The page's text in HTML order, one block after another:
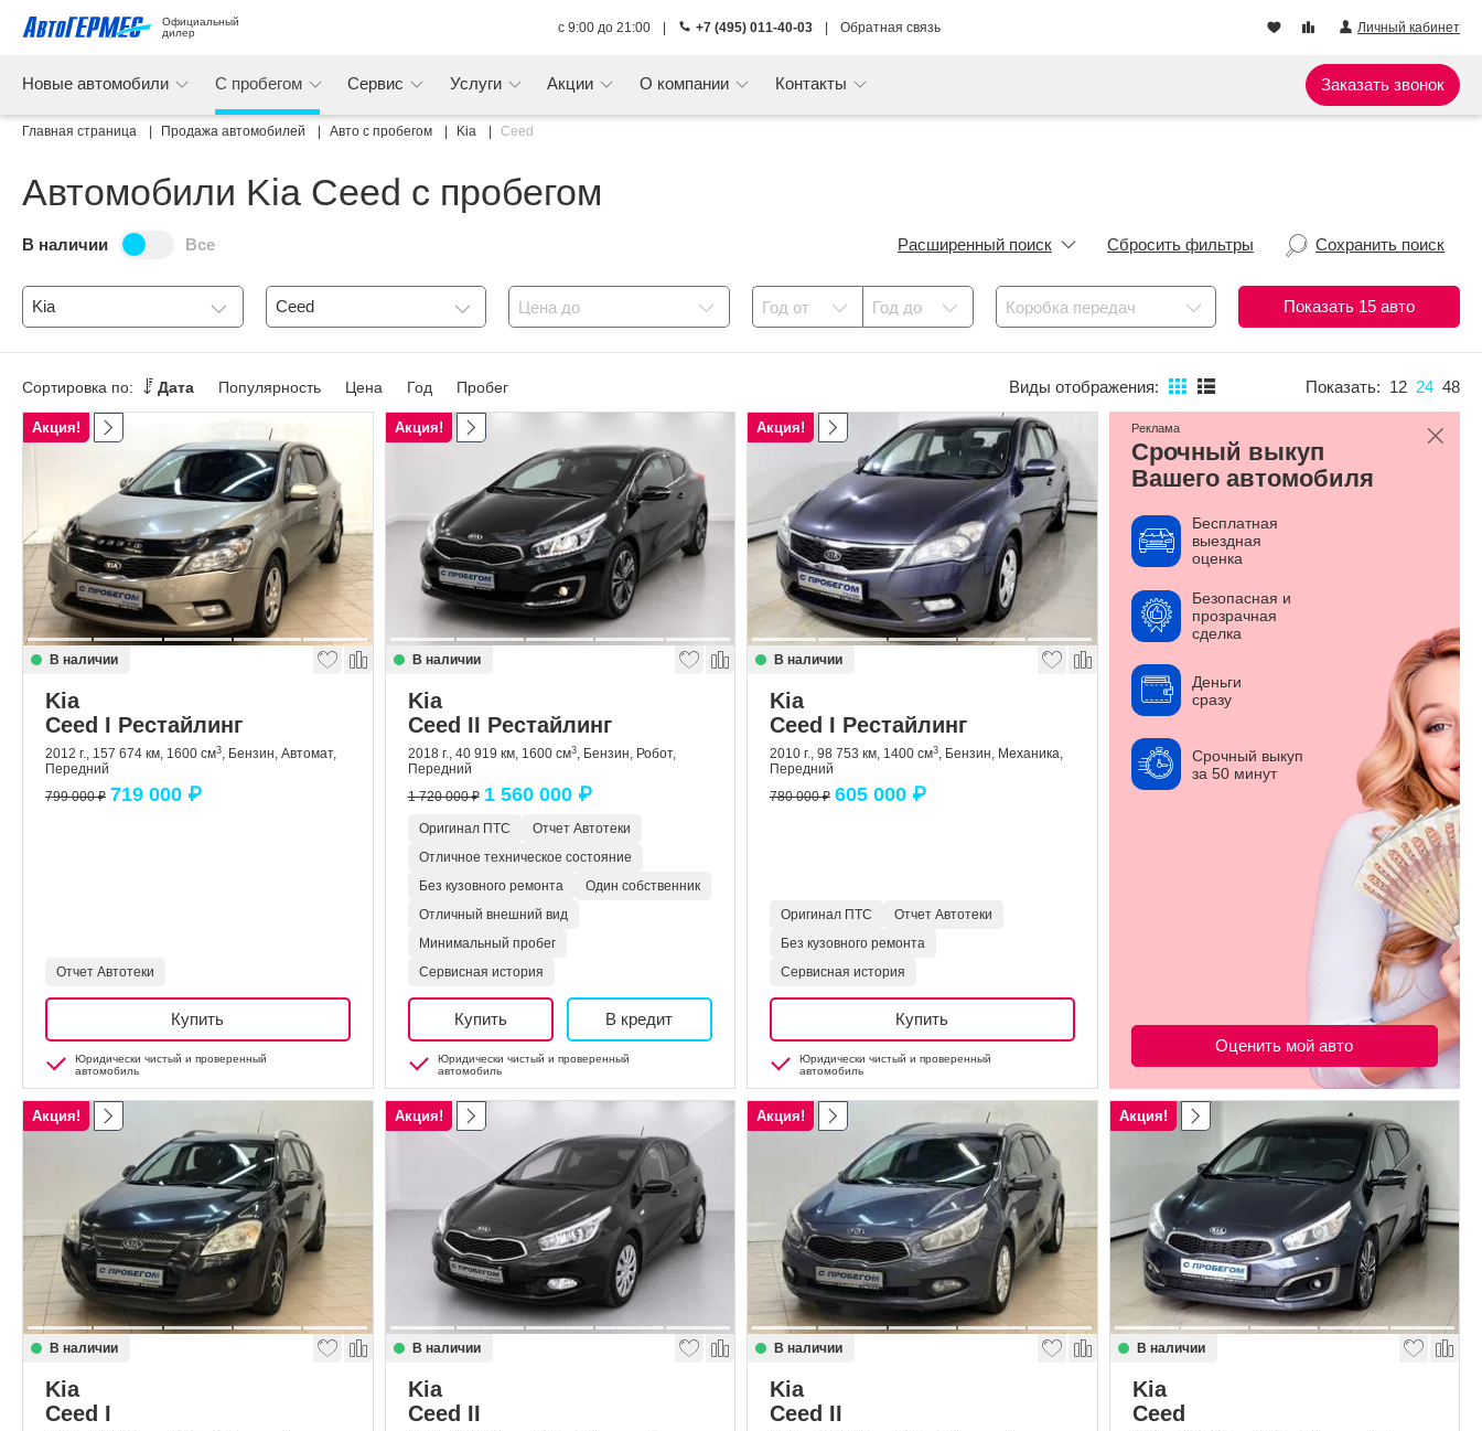
Официальный
дилер
с 9:00 до 21:00 +7 (495) 011-40-03 Обратная связь Личный кабинет
Новые автомобили С пробегом Сервис Услуги Акции О компании Контакты Заказать звонок
Главная страница Продажа автомобилей Авто с пробегом Kia Ceed
Автомобили Kia Ceed с пробегом
В наличии Все Расширенный поиск Сбросить фильтры Сохранить поиск
Kia Ceed Цена до Год от Год до Коробка передач Показать 15авто
Сортировка по: Дата Популярность Цена Год Пробег Виды отображения: Показать: 12 24 48
Акция!
В наличии
Kia
Ceed I Рестайлинг
2012 г., 157 674 км, 1600 см3, Бензин, Автомат,
Передний
799 000 ₽ 719 000 ₽
Отчет Автотеки
Купить
Юридически чистый и проверенный
автомобиль
Акция!
В наличии
Kia
Ceed II Рестайлинг
2018 г., 40 919 км, 1600 см3, Бензин, Робот,
Передний
1 720 000 ₽ 1 560 000 ₽
Оригинал ПТС
Отчет Автотеки
Отличное техническое состояние
Без кузовного ремонта
Один собственник
Отличный внешний вид
Минимальный пробег
Сервисная история
Купить В кредит
Юридически чистый и проверенный
автомобиль
Акция!
В наличии
Kia
Ceed I Рестайлинг
2010 г., 98 753 км, 1400 см3, Бензин, Механика,
Передний
780 000 ₽ 605 000 ₽
Оригинал ПТС
Отчет Автотеки
Без кузовного ремонта
Сервисная история
Купить
Юридически чистый и проверенный
автомобиль
Срочный выкуп
Вашего автомобиля
Бесплатная
выездная
оценка
Безопасная и
прозрачная
сделка
Деньги
сразу
Срочный выкуп
за 50 минут
Оценить мой авто
Реклама
Акция!
В наличии
Kia
Ceed I
Акция!
В наличии
Kia
Ceed II
Акция!
В наличии
Kia
Ceed II
Акция!
В наличии
Kia
Ceed